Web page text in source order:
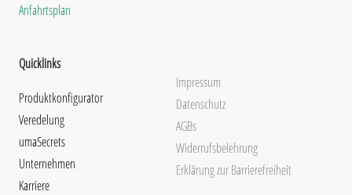
Anfahrtsplan
Quicklinks
Produktkonfigurator
Veredelung
umaSecrets
Unternehmen
Karriere
Impressum
Datenschutz
AGBs
Widerrufsbelehrung
Erklärung zur Barrierefreiheit